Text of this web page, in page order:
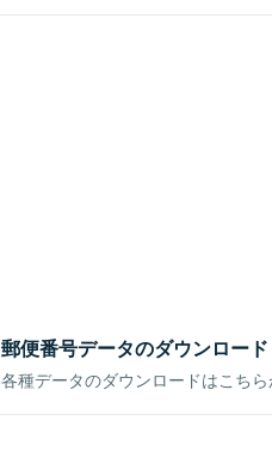
郵便番号データのダウンロード
各種データのダウンロードはこち